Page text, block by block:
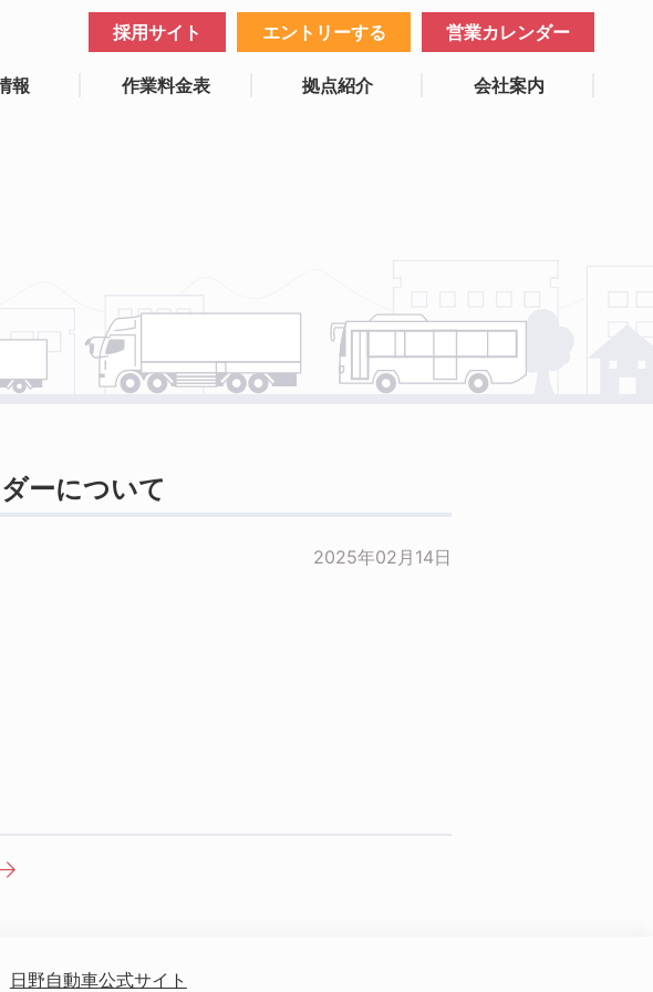
報 作業料金表 拠点紹介 会社案内
採用サイト エントリーする 営業カレンダー
ーについて
2025年02月14日
日野自動車公式サイト